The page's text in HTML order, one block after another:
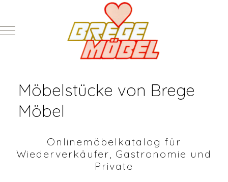
Mobile Menu Toggle
Möbelstücke von Brege
Möbel
Onlinemöbelkatalog für
Wiederverkäufer, Gastronomie und
Private